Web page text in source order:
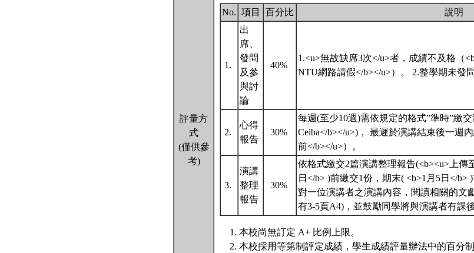
評量方
式
(僅供參
考)
No. 項目 百分比 說明
1.
出
席、
發問
及參
與討
論
40%
1.<u>無故缺席3次</u>者，成績不及格（
NTU網路請假</b></u>）。 2.整學期未發
2.
心得
報告
30%
每週(至少10週)需依規定的格式”準時”繳
Ceiba</b></u>)， 最遲於演講結束後一週
前</b></u>）。
3.
演講
整理
報告
30%
依格式繳交2篇演講整理報告(<b><u>上傳
日</b> )前繳交1份，期末( <b>1月5日</
對一位演講者之演講內容，閱讀相關的文
有3-5頁A4)，並鼓勵同學將與演講者有課
本校尚無訂定 A+ 比例上限。
本校採用等第制評定成績，學生成績評量辦法中的百分